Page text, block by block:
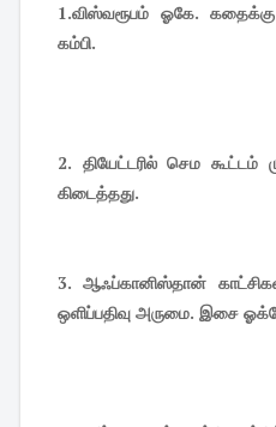
1.விஸ்வரூபம் ஓகே. கதைக்கு
கம்பி.
2. தியேட்டரில் செம
கிடைத்தது.
3.ஆஃப்கானிஸ்தான்
ஒளிப்பதிவு அருமை. இசை